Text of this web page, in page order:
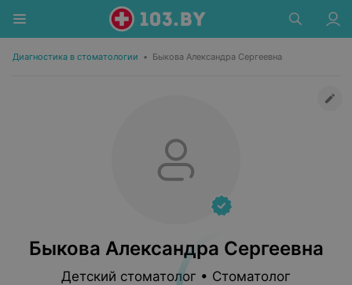
Диагностика в стоматологии • Быкова Александра Сергеевна
Быкова Александра Сергеевна
Детский стоматолог • Стоматолог